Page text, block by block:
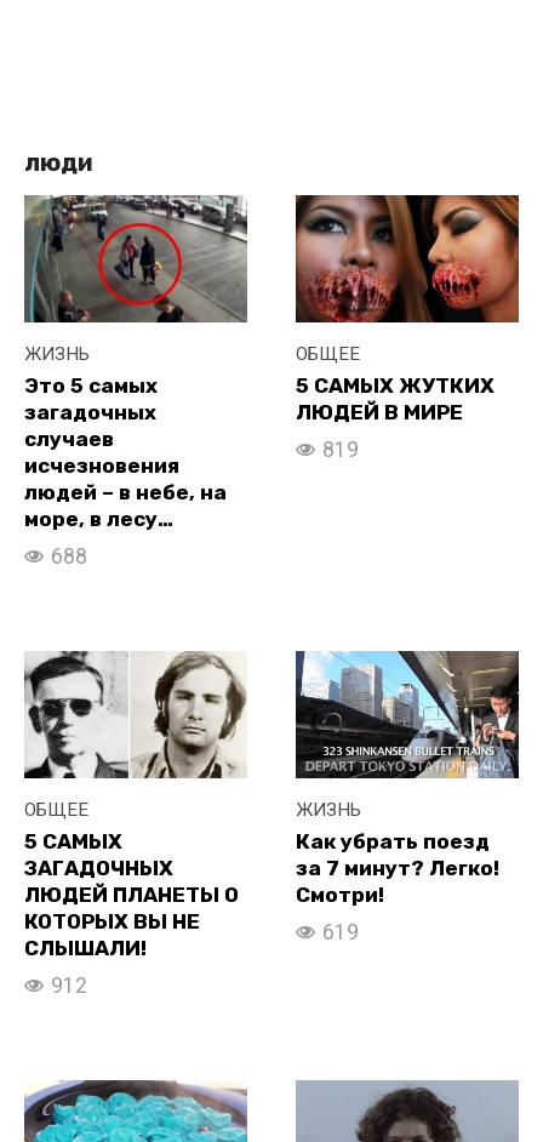
люди
ЖИЗНЬ
Это 5 самых
загадочных
случаев
исчезновения
людей – в небе, на
море, в лесу…
688
ОБЩЕЕ
5 САМЫХ ЖУТКИХ
ЛЮДЕЙ В МИРЕ
819
ОБЩЕЕ
5 САМЫХ
ЗАГАДОЧНЫХ
ЛЮДЕЙ ПЛАНЕТЫ О
КОТОРЫХ ВЫ НЕ
СЛЫШАЛИ!
912
ЖИЗНЬ
Как убрать поезд
за 7 минут? Легко!
Смотри!
619